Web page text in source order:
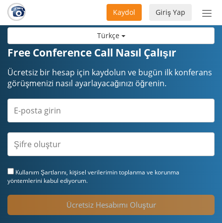
Türkçe
aç/
Giriş Yap
Kaydol
Free Conference Call Nasıl Çalışır
Ücretsiz bir hesap için kaydolun ve bugün ilk konferans
görüşmenizi nasıl ayarlayacağınızı öğrenin.
Kullanım Şartlarını, kişisel verilerimin toplanma ve korunma
yöntemlerini kabul ediyorum.
Ücretsiz Hesabımı Oluştur